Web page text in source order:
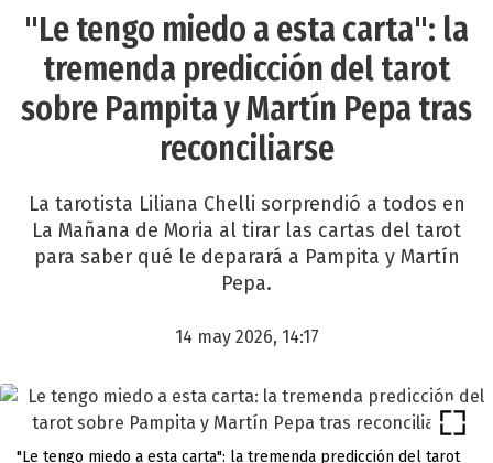
"Le tengo miedo a esta carta": la
tremenda predicción del tarot
sobre Pampita y Martín Pepa tras
reconciliarse
La tarotista Liliana Chelli sorprendió a todos en
La Mañana de Moria al tirar las cartas del tarot
para saber qué le deparará a Pampita y Martín
Pepa.
14 may 2026, 14:17
"Le tengo miedo a esta carta": la tremenda predicción del tarot